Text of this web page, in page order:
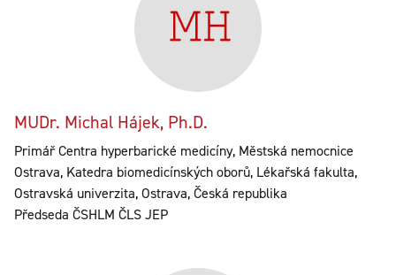
MUDr. Michal Hájek, Ph.D.
Primář Centra hyperbarické medicíny, Městská nemocnice
Ostrava, Katedra biomedicínských oborů, Lékařská fakulta,
Ostravská univerzita, Ostrava, Česká republika
Předseda ČSHLM ČLS JEP